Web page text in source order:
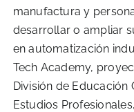
manufactura y
desarrollar o ampliar
en automatización
Tech Academy,
División de Educación
Estudios